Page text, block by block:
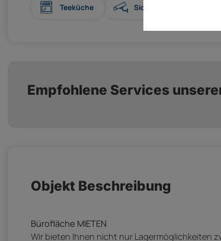
Teeküche Sicherheitstechnik:
Empfohlene Services
Objekt Beschreibung
Bürofläche MIETEN
Wir bieten Ihnen nicht nur Lagermöglichkeiten